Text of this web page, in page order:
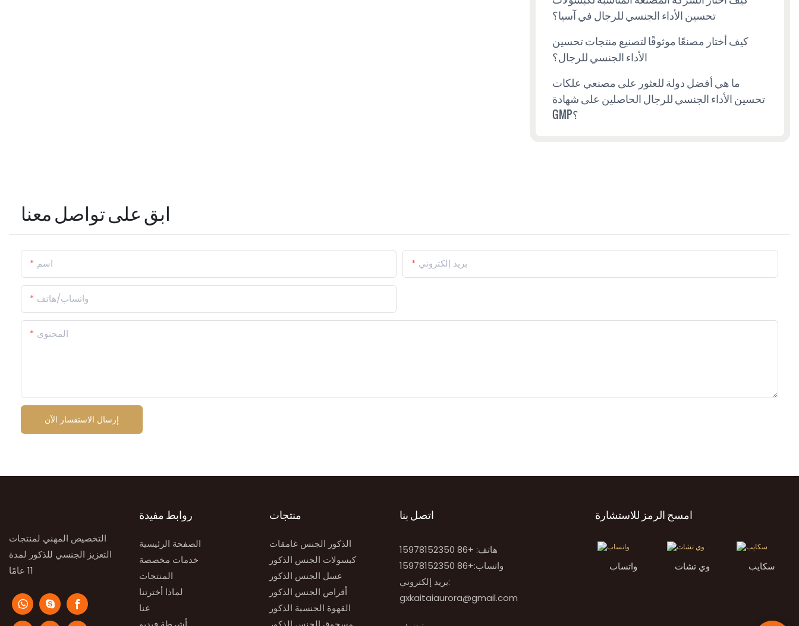
تحسين الأداء الجنسي للرجال في آسيا؟
كيف أختار مصنعًا موثوقًا لتصنيع منتجات تحسين
الأداء الجنسي للرجال؟
ما هي أفضل دولة للعثور على مصنعي علكات
تحسين الأداء الجنسي للرجال الحاصلين على شهادة
GMP؟
ابق على تواصل معنا
اسم بريد إلكتروني
واتساب/هاتف
المحتوى
إرسال الاستفسار الآن
التخصيص المهني لمنتجات
التعزيز الجنسي للذكور لمدة
11 عامًا
روابط مفيدة
الصفحة الرئيسية
خدمات مخصصة
المنتجات
لماذا أخترتنا
عنا
منتجات
الذكور الجنس غامقات
كبسولات الجنس الذكور
عسل الجنس الذكور
أقراص الجنس الذكور
القهوة الجنسية الذكور
اتصل بنا
هاتف: +86 15978152350
واتساب:+86 15978152350
بريد إلكتروني:
gxkaitaiaurora@gmail.com
امسح الرمز للاستشارة
واتساب وي تشات سكايب